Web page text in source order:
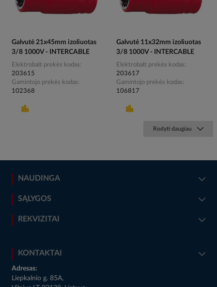
Galvutė 21x45mm izoliuotas
3/8 1000V - INTERCABLE
Elektrobalt prekės kodas
203615
Gamintojo prekės kodas
102368
Galvutė 11x32mm izoliuotas
3/8 1000V - INTERCABLE
Elektrobalt prekės kodas
203617
Gamintojo prekės kodas
106817
Rodyti daugiau
NAUDINGA
SĄLYGOS
REKVIZITAI
KONTAKTAI
Adresas:
Liepkalnio g. 85A,